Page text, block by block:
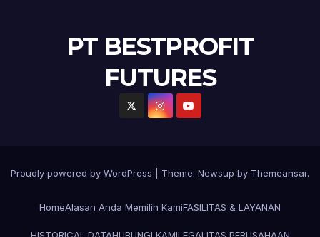
PT BESTPROFIT
FUTURES
Proudly powered by WordPress Theme: Newsup by Themeansar.
HomeAlasan Anda Memilih KamiFASILITAS & LAYANAN